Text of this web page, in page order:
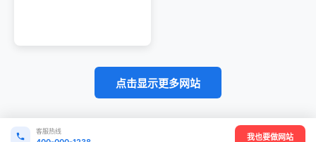
点击显示更多网站
客服热线
我也要做网站